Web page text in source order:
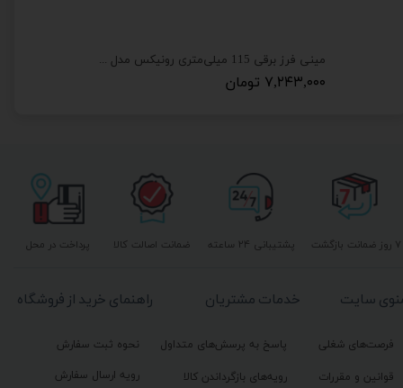
مینی فرز برقی 115 میلی‌متری رونیکس مدل 3110
۷,۲۴۳,۰۰۰ تومان
پشتیبانی ۲۴ ساعته پرداخت در محل ۷ روز ضمانت بازگشت ضمانت اصالت کالا
راهنمای خرید از فروشگاه
نحوه ثبت سفارش
رویه ارسال سفارش
خدمات مشتریان
پاسخ به پرسش‌های متداول
رویه‌های بازگرداندن کالا
سایت
فرصت‌های شغلی
قوانین و مقررات